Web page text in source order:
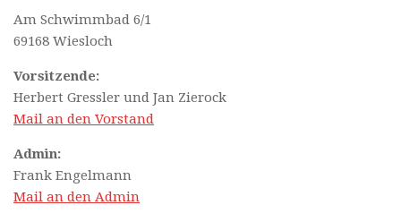
Am Schwimmbad 6/1
69168 Wiesloch
Vorsitzende:
Herbert Gressler und Jan Zierock
Mail an den Vorstand
Admin:
Frank Engelmann
Mail an den Admin